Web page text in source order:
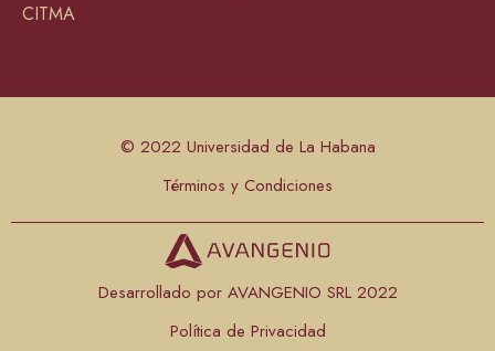
CITMA
© 2022 Universidad de La Habana
Términos y Condiciones
Desarrollado por AVANGENIO SRL 2022
Política de Privacidad